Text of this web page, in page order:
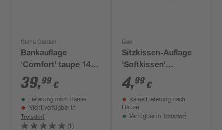
Siena Garden
Bankauflage
'Comfort' taupe 140
x 44 x 6 cm
39,99 €
Lieferung nach Hause
Nicht verfügbar in
Troisdorf
(1)
Beo
Sitzkissen-Auflage
'Softkissen'
mehrfarbig 38 x 38 x
8 cm
4,99 €
Keine Lieferung nach
Hause
Verfügbar in Troisdorf